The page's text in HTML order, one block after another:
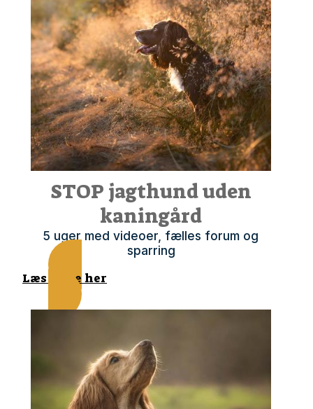
STOP jagthund uden
kaningård
5 uger med videoer, fælles forum og
sparring
Læs mere her